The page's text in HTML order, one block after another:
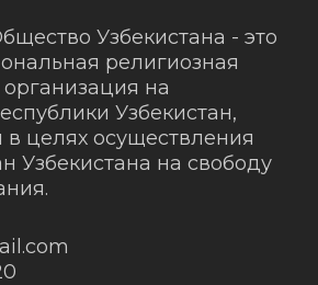
Узбекистана - это
религиозная
на
Узбекистан,
в целях осуществления
Узбекистана на свободу